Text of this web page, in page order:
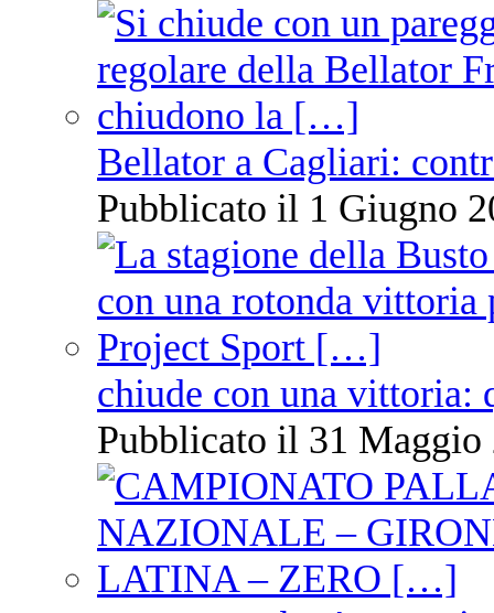
Bellator a Cagliari:
Pubblicato il 1 Giugno
chiude con una vittoria:
Pubblicato il 31 Maggio